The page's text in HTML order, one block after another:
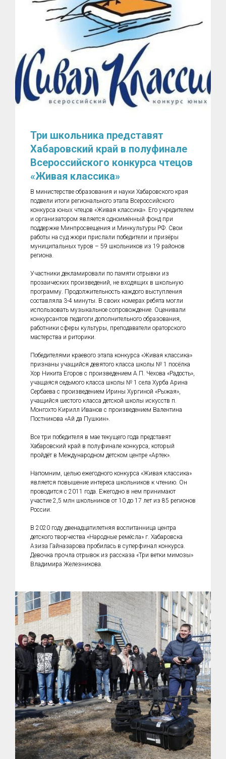
Три школьника представят
Хабаровский край в полуфинале
Всероссийского конкурса чтецов
«Живая классика»
В министерстве образования и науки Хабаровского края
подвели итоги регионального этапа Всероссийского
конкурса юных чтецов «Живая классика». Его учредителем
и организатором является одноимённый фонд при
поддержке Минпросвещения и Минкультуры РФ. Свои
работы на суд жюри прислали победители и призёры
муниципальных туров – 59 школьников из 19 районов
региона.
Участники декламировали по памяти отрывки из
прозаических произведений, не входящих в школьную
программу. Продолжительность каждого выступления
составляла 3-4 минуты. В своих номерах ребята могли
использовать музыкальное сопровождение. Оценивали
конкурсантов педагоги дополнительного образования,
работники сферы культуры, преподаватели ораторского
мастерства и риторики.
Победителями краевого этапа конкурса «Живая классика»
признаны учащийся девятого класса школы № 1 посёлка
Хор Никита Егоров с произведением А.П. Чехова «Радость»,
учащаяся седьмого класса школы № 1 села Хурба Арина
Сербаева с произведением Ирины Хургиной «Рыжая»,
учащийся шестого класса детской школы искусств п.
Монгохто Кирилл Иванов с произведением Валентина
Постникова «Ай да Пушкин».
Все три победителя в мае текущего года представят
Хабаровский край в полуфинале конкурса, который
пройдёт в Международном детском центре «Артек».
Напомним, целью ежегодного конкурса «Живая классика»
является повышение интереса школьников к чтению. Он
проводится с 2011 года. Ежегодно в нем принимают
участие 2,5 млн школьников от 10 до 17 лет из 85 регионов
России.
В 2020 году двенадцатилетняя воспитанница центра
детского творчества «Народные ремёсла» г. Хабаровска
Азиза Гайназарова пробилась в суперфинал конкурса.
Девочка прочла отрывок из рассказа «Три ветки мимозы»
Владимира Железникова.